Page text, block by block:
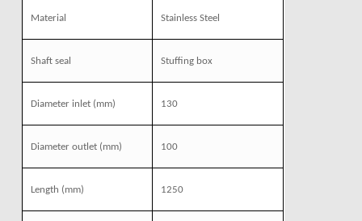
Material Stainless Steel
Shaft seal Stuffing box
Diameter inlet(mm) 130
Diameter outlet(mm) 100
Length (mm) 1250